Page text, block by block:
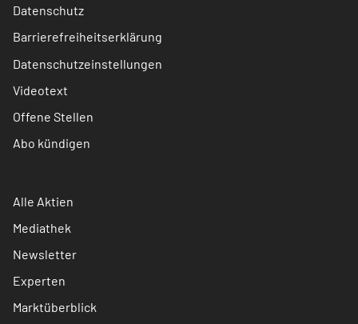
Datenschutz
Barrierefreiheitserklärung
Datenschutzeinstellungen
Videotext
Offene Stellen
Abo kündigen
Alle Aktien
Mediathek
Newsletter
Experten
Marktüberblick